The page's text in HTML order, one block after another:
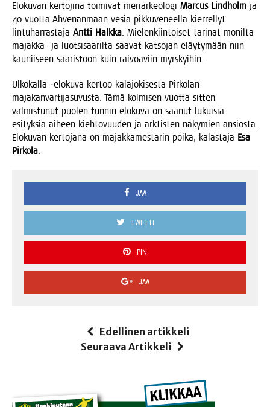
Elo­ku­van ker­to­ji­na toi­mi­vat meriar­keo­lo­gi Marcus Lind­holm ja
40 vuot­ta Ahve­nan­maan vesiä pik­ku­ve­neel­lä kier­rel­lyt
lin­tu­har­ras­ta­ja Ant­ti Halk­ka. Mie­len­kiin­toi­set tari­nat monil­ta
majak­ka- ja luot­si­saa­ril­ta saa­vat kat­so­jan eläy­ty­mään niin
kau­nii­seen saa­ris­toon kuin rai­voa­viin myrskyihin.
Ulko­kal­la ‑elo­ku­va ker­too kala­jo­ki­ses­ta Pir­ko­lan
maja­kan­var­ti­ja­su­vus­ta. Tämä kol­mi­sen vuot­ta sit­ten
val­mis­tu­nut puo­len tun­nin elo­ku­va on saa­nut lukui­sia
esi­tyk­siä aiheen kieh­to­vuu­den ja ark­tis­ten näky­mien ansios­ta.
Elo­ku­van ker­to­ja­na on majak­ka­mes­ta­rin poi­ka, kalas­ta­ja Esa
Pir­ko­la.
JAA
TWIITTI
PIN
JAA
Edellinen artikkeli
Seuraava Artikkeli